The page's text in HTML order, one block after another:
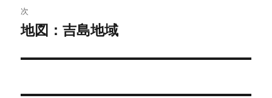
ビ
ゲ
ー
稿:
次
次
投
地図：吉島地域